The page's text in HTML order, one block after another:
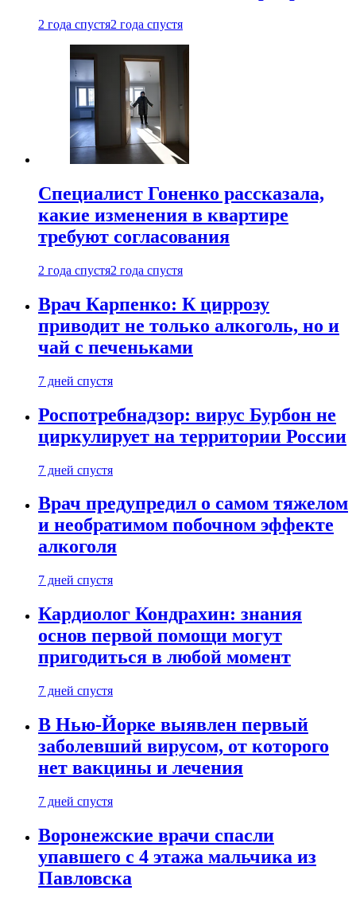
2 года спустя2 года спустя
Специалист Гоненко рассказала,
какие изменения в квартире
требуют согласования
2 года спустя2 года спустя
Врач Карпенко: К циррозу
приводит не только алкоголь, но и
чай с печеньками
7 дней спустя
Роспотребнадзор: вирус Бурбон не
циркулирует на территории России
7 дней спустя
Врач предупредил о самом тяжелом
и необратимом побочном эффекте
алкоголя
7 дней спустя
Кардиолог Кондрахин: знания
основ первой помощи могут
пригодиться в любой момент
7 дней спустя
В Нью-Йорке выявлен первый
заболевший вирусом, от которого
нет вакцины и лечения
7 дней спустя
Воронежские врачи спасли
упавшего с 4 этажа мальчика из
Павловска